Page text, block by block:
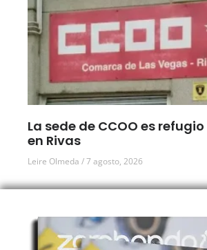
La sede de CCOO es
en Rivas
Leire Olmeda 7 agosto, 2026